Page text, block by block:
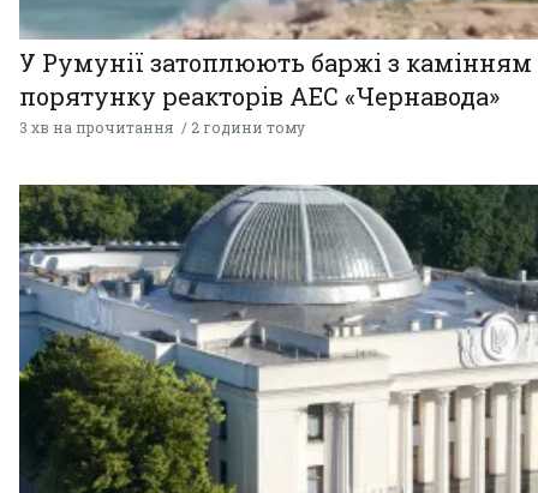
У Румунії затоплюють баржі з
порятунку реакторів АЕС «Чернавода»
3 хв на прочитання 2 години тому